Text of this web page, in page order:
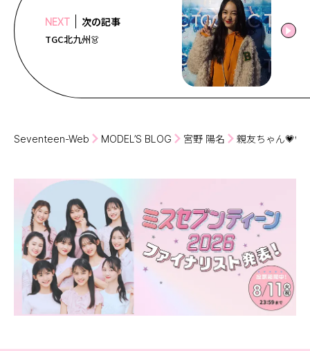
NEXT 次の記事
TGC北九州👗
Seventeen-Web MODEL’S BLOG 宮野 陽名 親友ちゃん